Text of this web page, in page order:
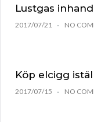
Lustgas
2017/07/21 NO
Köp elcigg
2017/07/15 NO